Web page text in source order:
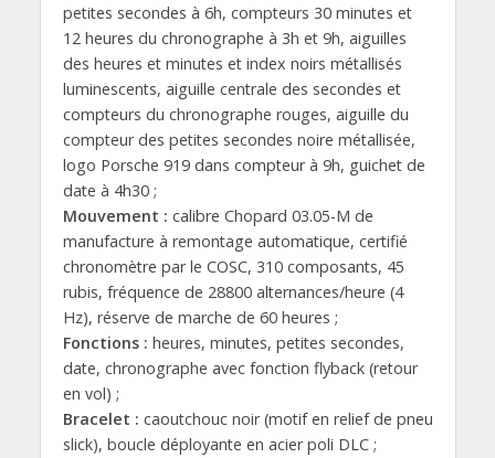
petites secondes à 6h, compteurs 30 minutes et
12 heures du chronographe à 3h et 9h, aiguilles
des heures et minutes et index noirs métallisés
luminescents, aiguille centrale des secondes et
compteurs du chronographe rouges, aiguille du
compteur des petites secondes noire métallisée,
logo Porsche 919 dans compteur à 9h, guichet de
date à 4h30 ;
Mouvement : calibre Chopard 03.05-M de
manufacture à remontage automatique, certifié
chronomètre par le COSC, 310 composants, 45
rubis, fréquence de 28800 alternances/heure (4
Hz), réserve de marche de 60 heures ;
Fonctions : heures, minutes, petites secondes,
date, chronographe avec fonction flyback (retour
en vol) ;
Bracelet : caoutchouc noir (motif en relief de pneu
slick), boucle déployante en acier poli DLC ;